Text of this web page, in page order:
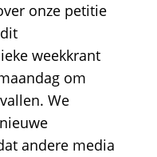
onze petitie
weekkrant
om
We
andere media